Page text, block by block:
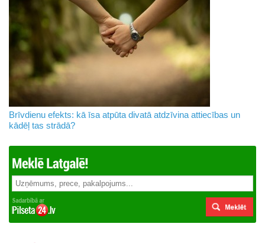
Brīvdienu efekts: kā īsa atpūta divatā atdzīvina attiecības un
kādēļ tas strādā?